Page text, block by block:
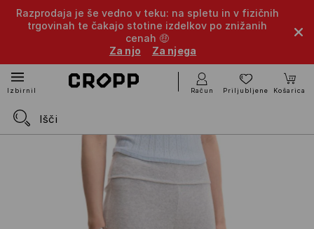
Razprodaja je še vedno v teku: na spletu in v fizičnih
trgovinah te čakajo stotine izdelkov po znižanih
cenah 🤑
Za njo
Za njega
Izbirnik Račun Priljubljene Košarica